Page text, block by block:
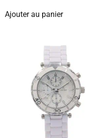
Ajouter au panier